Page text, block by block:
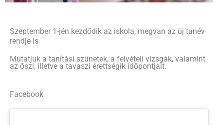
Szeptember 1-jén kezdődik az iskola, megvan az új tanév
rendje is
Mutatjuk a tanítási szünetek, a felvételi vizsgák, valamint
az őszi, illetve a tavaszi érettségik időpontjait.
Facebook